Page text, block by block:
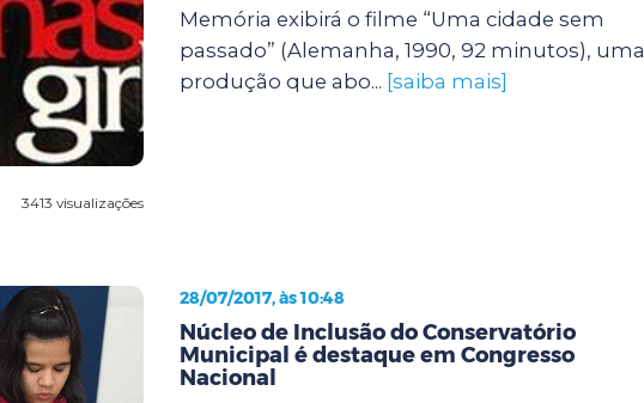
3413 visualizações
Memória exibirá o filme “Uma cidade sem
passado” (Alemanha, 1990, 92 minutos), uma
produção que abo... [saiba mais]
28/07/2017, às 10:48
Núcleo de Inclusão do Conservatório
Municipal é destaque em Congresso
Nacional